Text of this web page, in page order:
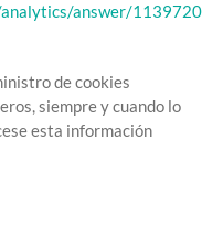
answer/
de cookies
siempre y cuando lo
esta información